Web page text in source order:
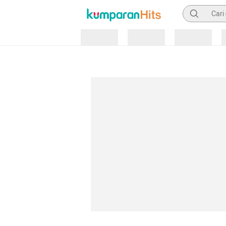
Pencarian